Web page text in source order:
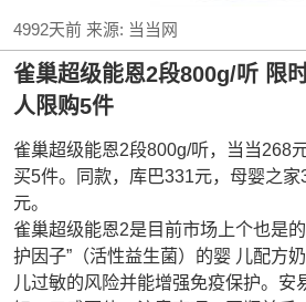
4992天前来源: 当当网
雀巢超级能恩2段800g/听 限
人限购5件
雀巢超级能恩2段800g/听，当当268
买5件。同款，库巴331元，母婴之
元。
雀巢超级能恩2是目前市场上个也是
护因子”（活性益生菌）的婴 儿配方
儿过敏的风险并能增强免疫保护。安